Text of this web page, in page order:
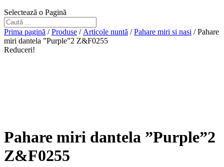
Selectează o Pagină
Prima pagină /Produse / Articole nuntă /Pahare miri si nasi / Pahare
miri dantela ”Purple”2 Z&F0255
Reduceri!
Pahare miri dantela ”Purple”2
Z&F0255